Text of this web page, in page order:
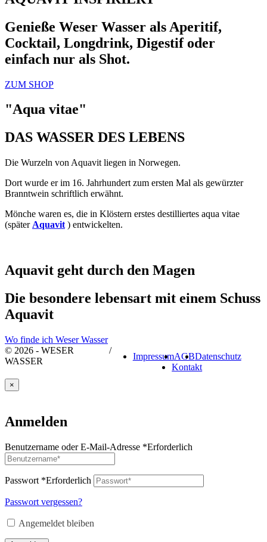
Genieße Weser Wasser als Aperitif,
Cocktail, Longdrink, Digestif oder
einfach nur als Shot.
ZUM SHOP
"Aqua vitae"
DAS WASSER DES LEBENS
Die Wurzeln von Aquavit liegen in Norwegen.
Dort wurde er im 16. Jahrhundert zum ersten Mal als gewürzter
Branntwein schriftlich erwähnt.
Mönche waren es, die in Klöstern erstes destilliertes aqua vitae
(später Aquavit ) entwickelten.
Aquavit geht durch den Magen
Die besondere lebensart mit einem Schuss
Aquavit
Wo finde ich Weser Wasser
© 2026 - WESER
WASSER
/
ImpressumAGBDatenschutz
Kontakt
×
Anmelden
Benutzername oder E-Mail-Adresse *Erforderlich
Passwort *Erforderlich
Passwort vergessen?
Angemeldet bleiben